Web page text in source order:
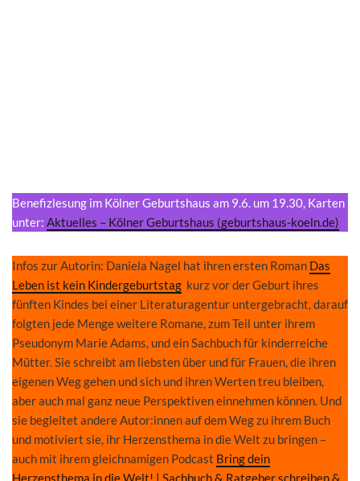
Benefizlesung im Kölner Geburtshaus am 9.6. um 19.30, Karten
unter: Aktuelles – Kölner Geburtshaus (geburtshaus-koeln.de)
Infos zur Autorin: Daniela Nagel hat ihren ersten Roman Das
Leben ist kein Kindergeburtstag kurz vor der Geburt ihres
fünften Kindes bei einer Literaturagentur untergebracht, darauf
folgten jede Menge weitere Romane, zum Teil unter ihrem
Pseudonym Marie Adams, und ein Sachbuch für kinderreiche
Mütter. Sie schreibt am liebsten über und für Frauen, die ihren
eigenen Weg gehen und sich und ihren Werten treu bleiben,
aber auch mal ganz neue Perspektiven einnehmen können. Und
sie begleitet andere Autor:innen auf dem Weg zu ihrem Buch
und motiviert sie, ihr Herzensthema in die Welt zu bringen –
auch mit ihrem gleichnamigen Podcast Bring dein
Herzensthema in die Welt! | Sachbuch & Ratgeber schreiben &